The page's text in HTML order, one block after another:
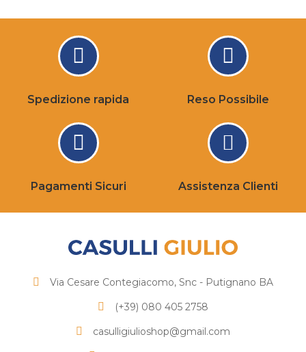
Spedizione rapida Reso Possibile
Pagamenti Sicuri Assistenza Clienti
Via Cesare Contegiacomo, Snc - Putignano BA
(+39) 080 405 2758
casulligiulioshop@gmail.com